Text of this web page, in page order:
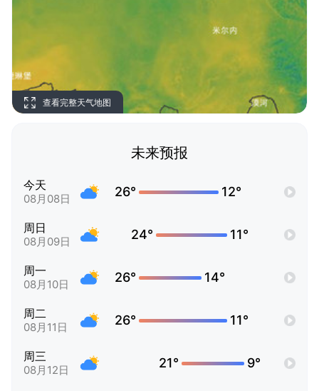
查看完整天气地图
未来预报
今天
08月08日 26° 12°
周日
08月09日 24° 11°
周一
08月10日 26° 14°
周二
08月11日 26° 11°
周三
08月12日 21° 9°